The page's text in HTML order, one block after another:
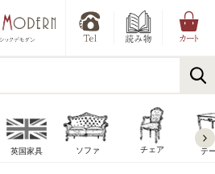
英国家具 ソファ チェア テ